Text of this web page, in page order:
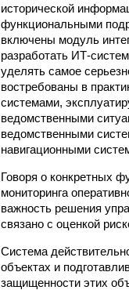
исторической
функциональными
включены модуль
разработать ИТ-
уделять самое
востребованы в
системами,
ведомственными
ведомственными
навигационными
Говоря о конкретных
мониторинга
важность решения
связано с оценкой
Система
объектах и
защищенности этих